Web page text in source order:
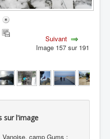
Suivant
Image 157 sur 191
sur l'image
Vanoise, camp Gums :